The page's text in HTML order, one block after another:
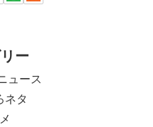
ー
ュース
ネタ